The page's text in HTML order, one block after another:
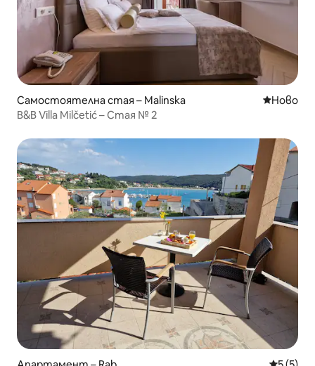
Самостоятелна стая – Malinska Ново
Ново
B&B Villa Milčetić – Стая № 2